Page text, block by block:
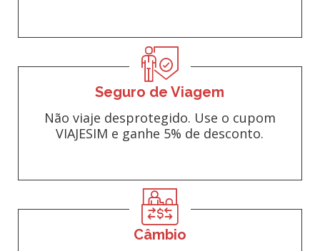
Seguro de Viagem
Não viaje desprotegido. Use o cupom
VIAJESIM e ganhe 5% de desconto.
Câmbio